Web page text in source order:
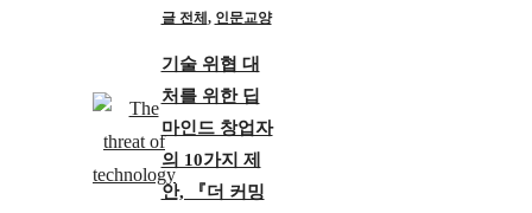
글 전체 , 인문교양
기술 위협 대
처를 위한 딥
마인드 창업자
의 10가지 제
안, 『더 커밍